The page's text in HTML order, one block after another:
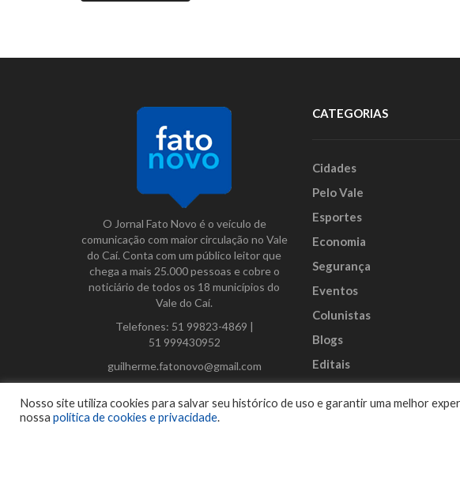
O Jornal Fato Novo é o veículo de
comunicação com maior circulação no Vale
do Caí. Conta com um público leitor que
chega a mais 25.000 pessoas e cobre o
noticiário de todos os 18 municípios do
Vale do Caí.
Telefones: 51 99823-4869 |
51 999430952
guilherme.fatonovo@gmail.com
Facebook
Instagram
Twitter
CATEGORIAS
Cidades
Pelo Vale
Esportes
Economia
Segurança
Eventos
Colunistas
Blogs
Editais
Nosso site utiliza cookies para salvar seu histórico de uso e garantir uma melhor
nossa política de cookies e privacidade.